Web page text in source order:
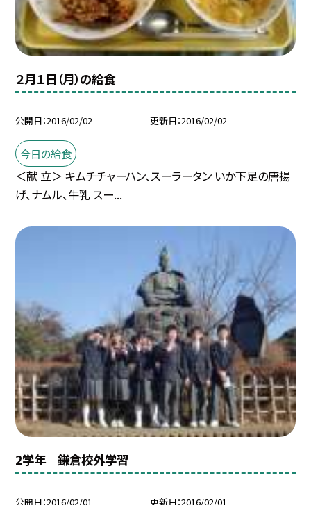
２月１日（月）の給食
公開日 2016/02/02 更新日 2016/02/02
今日の給食
＜献 立＞ キムチチャーハン、スーラータン いか下足の唐揚
げ、ナムル、牛乳 スー...
2学年 鎌倉校外学習
公開日 2016/02/01 更新日 2016/02/01